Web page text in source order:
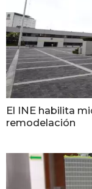
El INE habilita
remodelación